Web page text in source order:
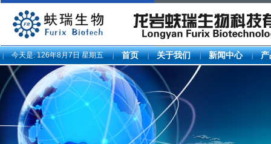
今天是:126年8月7日 星期五 首页 关于我们 新闻中心 产